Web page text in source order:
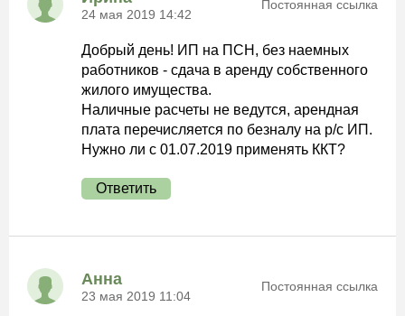
24 мая 2019 14:42
Постоянная ссылка
Добрый день! ИП на ПСН, без наемных
работников - сдача в аренду собственного
жилого имущества.
Наличные расчеты не ведутся, арендная
плата перечисляется по безналу на р/с ИП.
Нужно ли с 01.07.2019 применять ККТ?
Ответить
Анна
23 мая 2019 11:04
Постоянная ссылка